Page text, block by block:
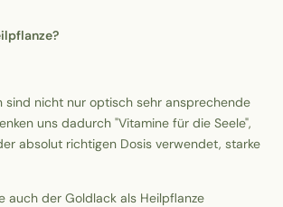
sind nicht nur optisch sehr ansprechende
uns dadurch "Vitamine für die Seele",
absolut richtigen Dosis verwendet, starke
auch der Goldlack als Heilpflanze